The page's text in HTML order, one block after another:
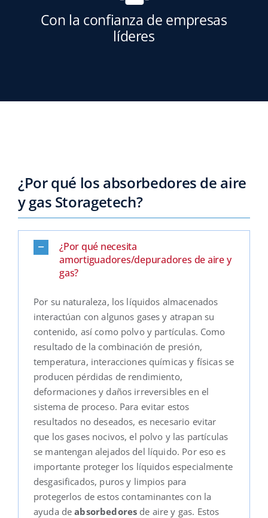
Con la confianza de empresas
líderes
¿Por qué los absorbedores de aire
y gas Storagetech?
¿Por qué necesita
amortiguadores/depuradores de aire y
gas?
Por su naturaleza, los líquidos almacenados
interactúan con algunos gases y atrapan su
contenido, así como polvo y partículas. Como
resultado de la combinación de presión,
temperatura, interacciones químicas y físicas se
producen pérdidas de rendimiento,
deformaciones y daños irreversibles en el
sistema de proceso. Para evitar estos
resultados no deseados, es necesario evitar
que los gases nocivos, el polvo y las partículas
se mantengan alejados del líquido. Por eso es
importante proteger los líquidos especialmente
desgasificados, puros y limpios para
protegerlos de estos contaminantes con la
ayuda deabsorbedores de aire y gas. Estos